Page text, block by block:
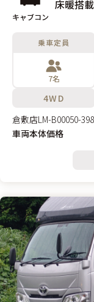
キャブコン
床暖搭
乗車定員
7名
4WD
倉敷店LM-B00050-
車両本体価格